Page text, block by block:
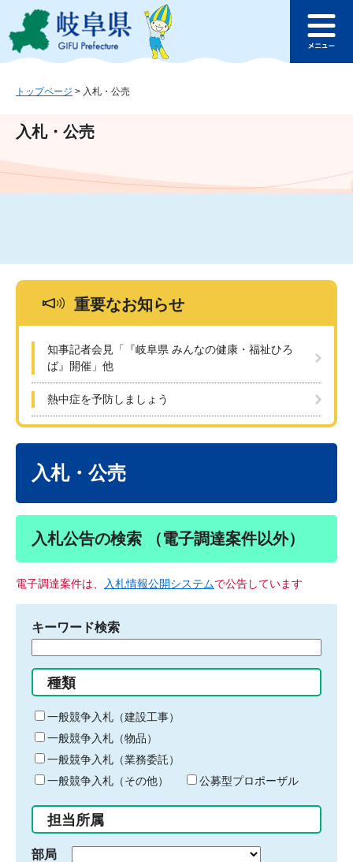
ジ
ュ
文
このページの本文へ
ュ
トップページ > 入札・公売
入札・公売
重要なお知らせ
知事記者会見「『岐阜県 みんなの健康・福祉ひろ
ば』開催」他
熱中症を予防しましょう
入札・公売
入札公告の検索 （電子調達案件以外）
電子調達案件は、 入札情報公開システムで公告しています
キーワード検索
る
キ
ー
ワ
ー
ド
入
力
種類
一般競争入札（建設工事）
一般競争入札（物品）
一般競争入札（業務委託）
一般競争入札（その他）
公募型プロポーザル
担当所属
部局